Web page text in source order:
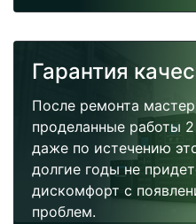
Гарантия
После ремонта
проделанные работы
даже по истечению
долгие годы не
дискомфорт с
проблем.